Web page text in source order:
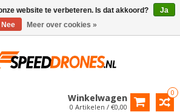
0
Winkelwagen
0 Artikelen / €0,00
website te verbeteren. Is dat akkoord?
Ja
Nee
Meer over cookies »